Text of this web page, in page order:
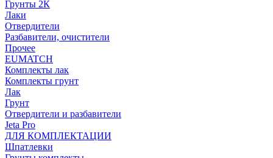
Грунты 2К
Лаки
Отвердители
Разбавители, очистители
Прочее
EUMATCH
Комплекты лак
Комплекты грунт
Лак
Грунт
Отвердители и разбавители
Jeta Pro
ДЛЯ КОМПЛЕКТАЦИИ
Шпатлевки